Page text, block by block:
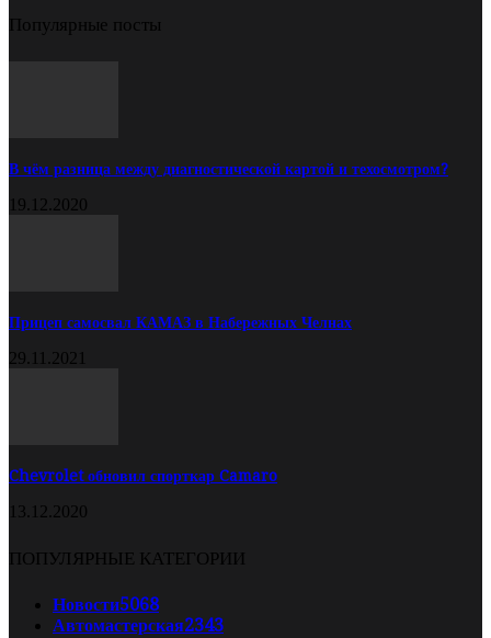
Популярные посты
В чём разница между диагностической картой и техосмотром?
19.12.2020
Прицеп самосвал КАМАЗ в Набережных Челнах
29.11.2021
Chevrolet обновил спорткар Camaro
13.12.2020
ПОПУЛЯРНЫЕ КАТЕГОРИИ
Новости5068
Автомастерская2343